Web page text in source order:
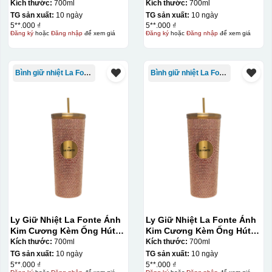
700 ml-014687-GOL
Kích thước: 700ml
TG sản xuất: 10 ngày
5**.000 ₫
Đăng kýhoặc Đăng nhậpđể xem giá
700 ml-014687-GOL
Kích thước: 700ml
TG sản xuất: 10 ngày
5**.000 ₫
Đăng kýhoặc Đăng nhậpđể xem giá
Bình giữ nhiệt La Fonte
Ly Giữ Nhiệt La Fonte Ánh
Kim Cương Kèm Ống Hút-
700 ml-014687-GOL
Kích thước: 700ml
TG sản xuất: 10 ngày
5**.000 ₫
Bình giữ nhiệt La Fonte
Ly Giữ Nhiệt La Fonte Ánh
Kim Cương Kèm Ống Hút-
700 ml-014687-GOL
Kích thước: 700ml
TG sản xuất: 10 ngày
5**.000 ₫